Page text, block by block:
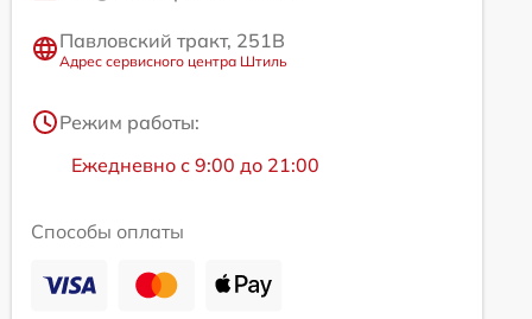
Павловский тракт, 251В
Адрес сервисного центра Штиль
Режим работы:
Ежедневно с 9:00 до 21:00
Способы оплаты